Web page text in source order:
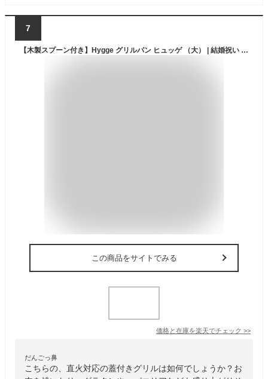
7
【木製スプーン付き】Hygge グリルパン ヒュッゲ （大） | 結婚祝い プレゼント ギフトセット 贈り物 新生活 食器 キッチン オーブン料理 魚焼きグリル グラタン 耐熱陶器 グリルパン フタ付き おしゃれ お皿 ガス 直火 ihグリル対応 国産 あす楽
この商品をサイトでみる
価格と在庫を楽天でチェック >>
だんごっ鼻
こちらの、直火対応の蓋付きグリルは如何でしょうか？お